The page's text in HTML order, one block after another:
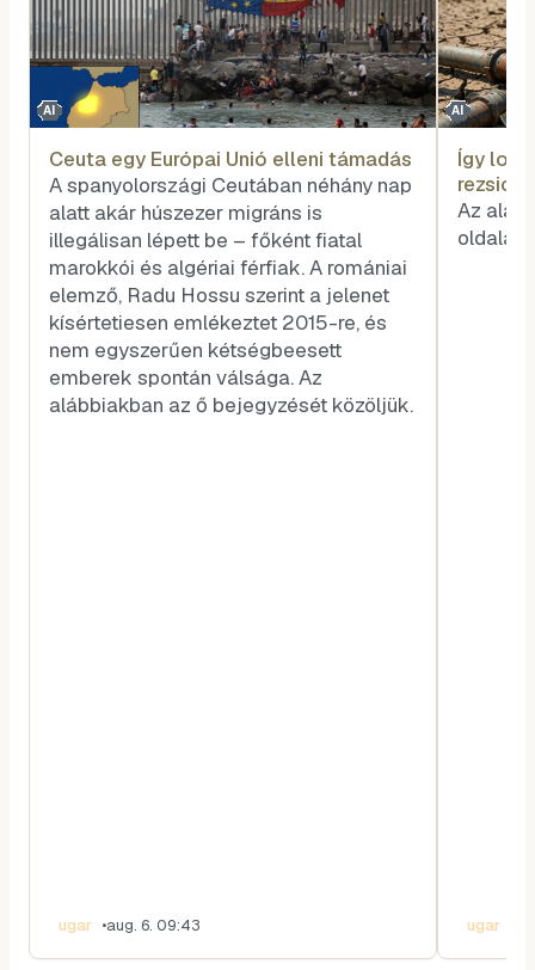
AI
Ceuta egy Európai Unió elleni támadás
A spanyolországi Ceutában néhány nap
alatt akár húszezer migráns is
illegálisan lépett be – főként fiatal
marokkói és algériai férfiak. A romániai
elemző, Radu Hossu szerint a jelenet
kísértetiesen emlékeztet 2015-re, és
nem egyszerűen kétségbeesett
emberek spontán válsága. Az
alábbiakban az ő bejegyzését közöljük.
ugar •aug. 6. 09:43
AI
Így
Az
oldalára.
ugar